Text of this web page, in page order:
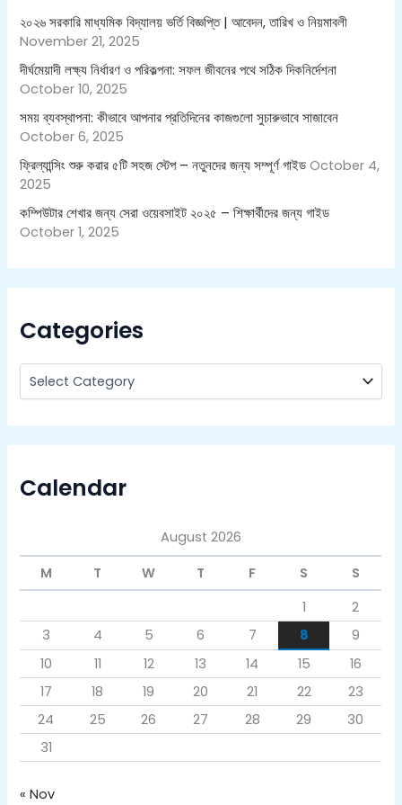
r
:
২০২৬ সরকারি মাধ্যমিক বিদ্যালয় ভর্তি বিজ্ঞপ্তি | আবেদন, তারিখ ও নিয়মাবলী
November 21, 2025
দীর্ঘমেয়াদী লক্ষ্য নির্ধারণ ও পরিকল্পনা: সফল জীবনের পথে সঠিক দিকনির্দেশনা
October 10, 2025
সময় ব্যবস্থাপনা: কীভাবে আপনার প্রতিদিনের কাজগুলো সুচারুভাবে সাজাবেন
October 6, 2025
ফ্রিল্যান্সিং শুরু করার ৫টি সহজ স্টেপ – নতুনদের জন্য সম্পূর্ণ গাইড October 4,
2025
কম্পিউটার শেখার জন্য সেরা ওয়েবসাইট ২০২৫ – শিক্ষার্থীদের জন্য গাইড
October 1, 2025
Categories
Calendar
August 2026
M
T W T F S
S
1
2
3
4 5 6 7 8
9
10
11 12 13 14 15
16
17
18 19 20 21 22
23
24
25 26 27 28 29
30
31
« Nov